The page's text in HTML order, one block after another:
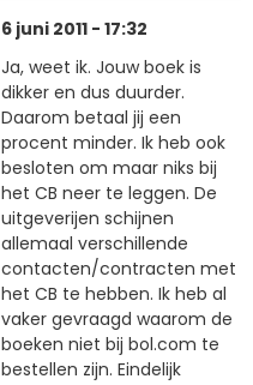
6 juni 2011 - 17:32
Ja, weet ik. Jouw boek is
dikker en dus duurder.
Daarom betaal jij een
procent minder. Ik heb ook
besloten om maar niks bij
het CB neer te leggen. De
uitgeverijen schijnen
allemaal verschillende
contacten/contracten met
het CB te hebben. Ik heb al
vaker gevraagd waarom de
boeken niet bij bol.com te
bestellen zijn. Eindelijk